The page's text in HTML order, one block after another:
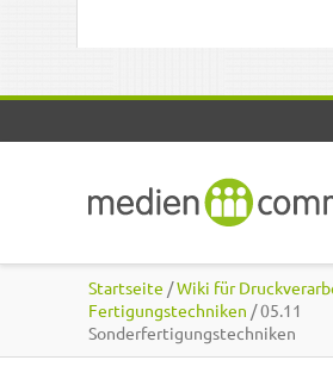
Startseite /Wiki für
Fertigungstechniken / 05.11
Sonderfertigungstechniken